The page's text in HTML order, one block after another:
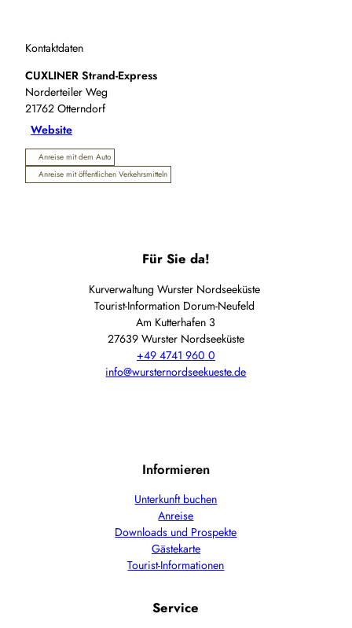
Kontaktdaten
CUXLINER Strand-Express
Norderteiler Weg
21762 Otterndorf
Website
Anreise mit dem Auto
Anreise mit öffentlichen Verkehrsmitteln
Für Sie da!
Kurverwaltung Wurster Nordseeküste
Tourist-Information Dorum-Neufeld
Am Kutterhafen 3
27639 Wurster Nordseeküste
+49 4741 960 0
info@wursternordseekueste.de
Informieren
Unterkunft buchen
Anreise
Downloads und Prospekte
Gästekarte
Tourist-Informationen
Service